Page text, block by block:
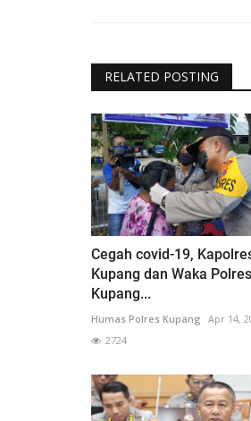
RELATED POSTING
Cegah covid-19,
Kupang dan Waka Polres
Kupang...
Humas Polres Kupang Apr 14,
2724